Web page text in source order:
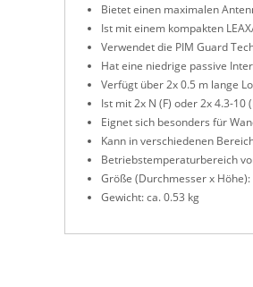
Bietet einen maximalen
Ist mit einem kompakten
Verwendet die PIM Guard
Hat eine niedrige passive
Verfügt über 2x 0.5 m lange
Ist mit 2x N (F) oder 2x 4.3-10
Eignet sich besonders für
Kann in verschiedenen
Betriebstemperaturbereich
Größe (Durchmesser x Höhe):
Gewicht: ca. 0.53 kg